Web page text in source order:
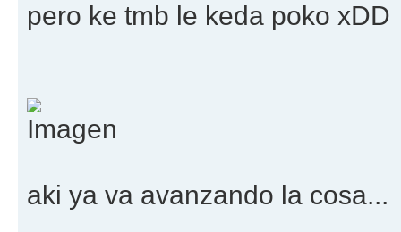
pero ke tmb le keda poko xDD
aki ya va avanzando la cosa...